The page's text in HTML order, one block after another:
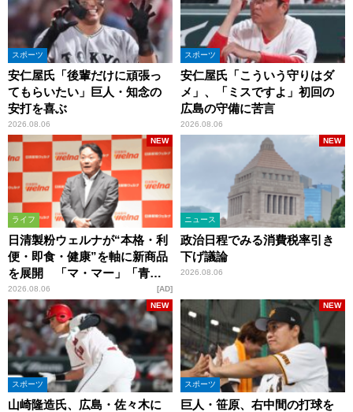
スポーツ
安仁屋氏「後輩だけに頑張っ
てもらいたい」巨人・知念の
安打を喜ぶ
2026.08.06
スポーツ
安仁屋氏「こういう守りはダ
メ」、「ミスですよ」初回の
広島の守備に苦言
2026.08.06
ライフ
日清製粉ウェルナが“本格・利
便・即食・健康”を軸に新商品
を展開 「マ・マー」「青の
洞窟」ブランドを強化
2026.08.06
NEW
AD
ニュース
政治日程でみる消費税率引き
下げ議論
2026.08.06
NEW
スポーツ
山崎隆造氏、広島・佐々木に
NEW
スポーツ
巨人・笹原、右中間の打球を
NEW